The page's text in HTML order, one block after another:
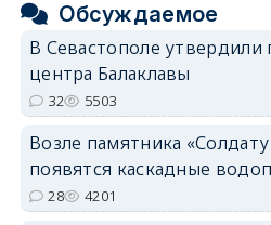
Обсуждаемое
В Севастополе утвердили
центра Балаклавы
32 5503
Возле памятника
появятся каскадные
28 4201